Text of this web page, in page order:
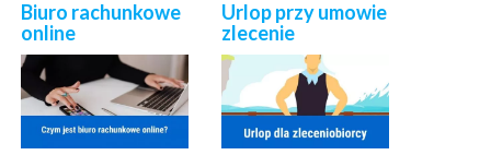
Biuro rachunkowe
online
Urlop przy umowie
zlecenie